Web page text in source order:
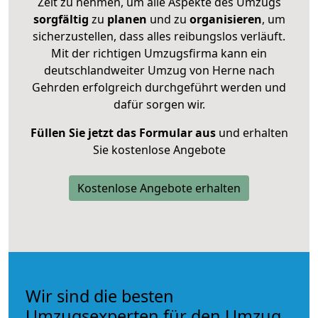
sorgfältig zu planen und zu organisieren, um
sicherzustellen, dass alles reibungslos verläuft.
Mit der richtigen Umzugsfirma kann ein
deutschlandweiter Umzug von Herne nach
Gehrden erfolgreich durchgeführt werden und
dafür sorgen wir.
Füllen Sie jetzt das Formular ausund erhalten
Sie kostenlose Angebote
Kostenlose Angebote erhalten
Wir sind die besten